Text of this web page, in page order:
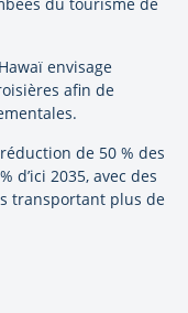
envisage
afin de
de 50 % des
d’ici 2035, avec des
transportant plus de